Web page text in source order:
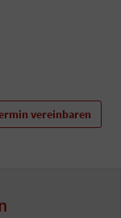
vereinbaren